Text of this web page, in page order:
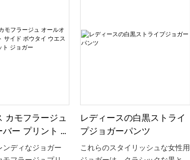
とフィットし、ジ
がリラックスした
提供します
です。
カモフラージュ
ー プリント サ
イ ウエスト ル
ト ジョガー
ンディなジョガー
レディースの白黒ストライ
プジョガーパンツ
これらのスタイリッシュな女性用